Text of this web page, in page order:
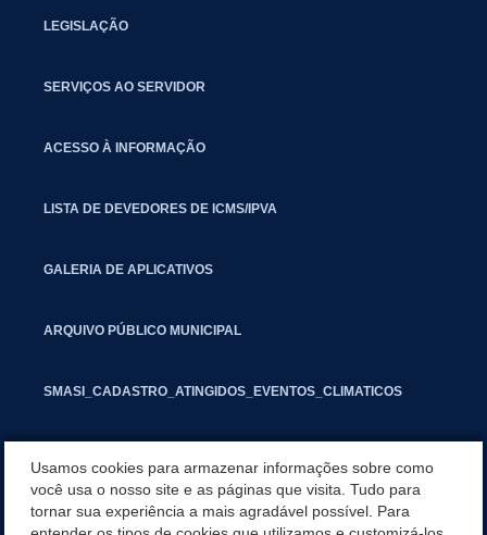
LEGISLAÇÃO
SERVIÇOS AO SERVIDOR
ACESSO À INFORMAÇÃO
LISTA DE DEVEDORES DE ICMS/IPVA
GALERIA DE APLICATIVOS
ARQUIVO PÚBLICO MUNICIPAL
SMASI_CADASTRO_ATINGIDOS_EVENTOS_CLIMATICOS
INFORMATIVO PIT
Usamos cookies para armazenar informações sobre como
você usa o nosso site e as páginas que visita. Tudo para
tornar sua experiência a mais agradável possível. Para